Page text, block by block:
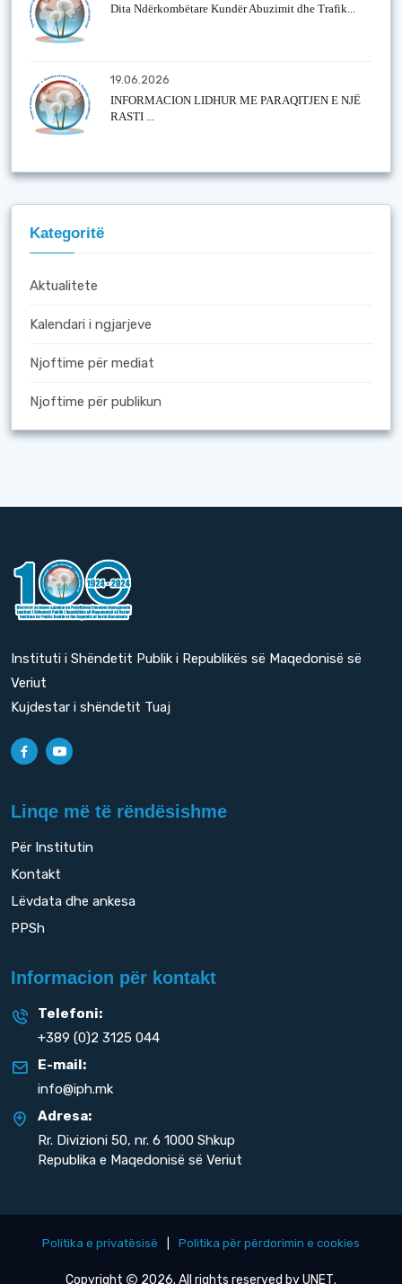
Dita Ndërkombëtare Kundër Abuzimit dhe Trafik...
19.06.2026
INFORMACION LIDHUR ME PARAQITJEN E NJË
RASTI ...
Kategoritë
Aktualitete
Kalendari i ngjarjeve
Njoftime për mediat
Njoftime për publikun
Instituti i Shëndetit Publik i Republikës së Maqedonisë së
Veriut
Kujdestar i shëndetit Tuaj
Linqe më të rëndësishme
Për Institutin
Kontakt
Lëvdata dhe ankesa
PPSh
Informacion për kontakt
Telefoni:
+389 (0)2 3125 044
E-mail:
info@iph.mk
Adresa:
Rr. Divizioni 50, nr. 6 1000 Shkup
Republika e Maqedonisë së Veriut
Politika e privatësisë Politika për përdorimin e cookies
Copyright 2026. All rights reserved byUNET.